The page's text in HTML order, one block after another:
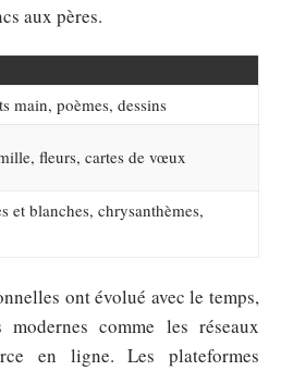
aux pères.
main, poèmes, dessins
fleurs, cartes de vœux
et blanches, chrysanthèmes,
ont évolué avec le temps,
comme les réseaux
en ligne. Les plateformes